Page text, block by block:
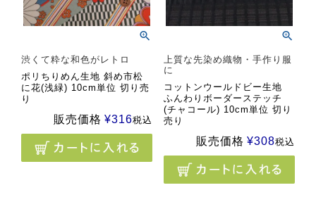
渋くて粋な和色がレトロ
ポリちりめん生地 斜め市松
に花(浅緑) 10cm単位 切り売
り
販売価格 ¥316税込
上質な先染め織物・手作り服
に
コットンウールドビー生地
ふんわりボーダーステッチ
(チャコール) 10cm単位 切り
売り
販売価格 ¥308税込